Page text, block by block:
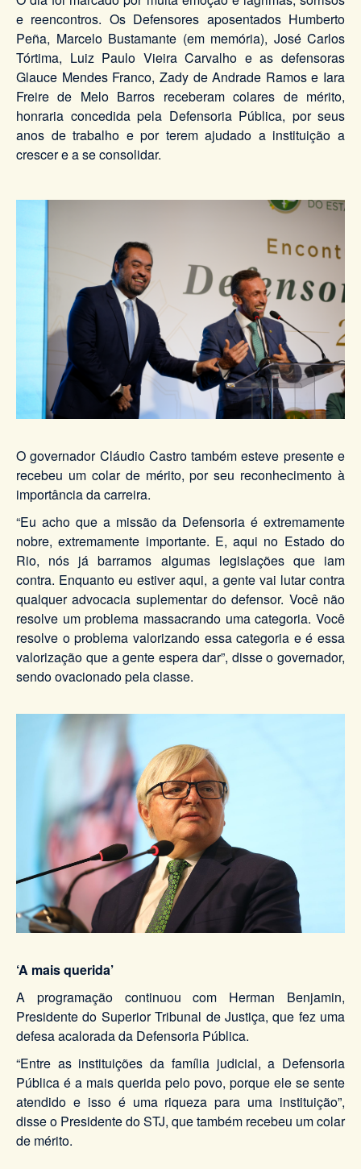
e reencontros. Os Defensores aposentados Humberto
Peña, Marcelo Bustamante (em memória), José Carlos
Tórtima, Luiz Paulo Vieira Carvalho e as defensoras
Glauce Mendes Franco, Zady de Andrade Ramos e Iara
Freire de Melo Barros receberam colares de mérito,
honraria concedida pela Defensoria Pública, por seus
anos de trabalho e por terem ajudado a instituição a
crescer e a se consolidar.
O governador Cláudio Castro também esteve presente e
recebeu um colar de mérito, por seu reconhecimento à
importância da carreira.
“Eu acho que a missão da Defensoria é extremamente
nobre, extremamente importante. E, aqui no Estado do
Rio, nós já barramos algumas legislações que iam
contra. Enquanto eu estiver aqui, a gente vai lutar contra
qualquer advocacia suplementar do defensor. Você não
resolve um problema massacrando uma categoria. Você
resolve o problema valorizando essa categoria e é essa
valorização que a gente espera dar”, disse o governador,
sendo ovacionado pela classe.
‘A mais querida’
A programação continuou com Herman Benjamin,
Presidente do Superior Tribunal de Justiça, que fez uma
defesa acalorada da Defensoria Pública.
“Entre as instituições da família judicial, a Defensoria
Pública é a mais querida pelo povo, porque ele se sente
atendido e isso é uma riqueza para uma instituição”,
disse o Presidente do STJ, que também recebeu um colar
de mérito.